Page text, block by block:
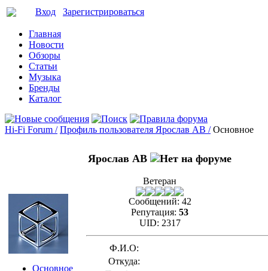
Вход Зарегистрироваться
Главная
Новости
Обзоры
Статьи
Музыка
Бренды
Каталог
Hi-Fi Forum / Профиль пользователя Ярослав АВ / Основное
Основное
Ярослав АВ
Ветеран
Сообщений: 42
Репутация: 53
UID: 2317
Ф.И.О:
Откуда: